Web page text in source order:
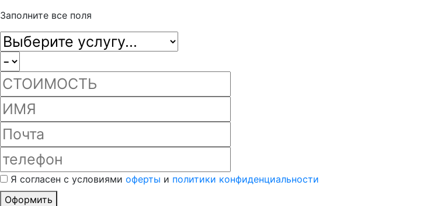
Заполните все поля
Я согласен с условиями оферты и политики конфиденциальности
Оформить